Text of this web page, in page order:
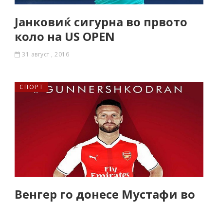
Јанковиќ сигурна во првото
коло на US OPEN
31 август , 2016
СПОРТ
Венгер го донесе Мустафи во